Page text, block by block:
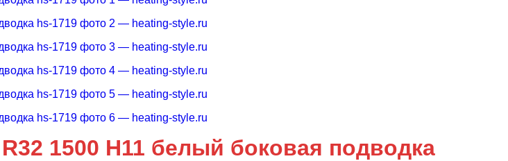
1500 H11 белый боковая подводка